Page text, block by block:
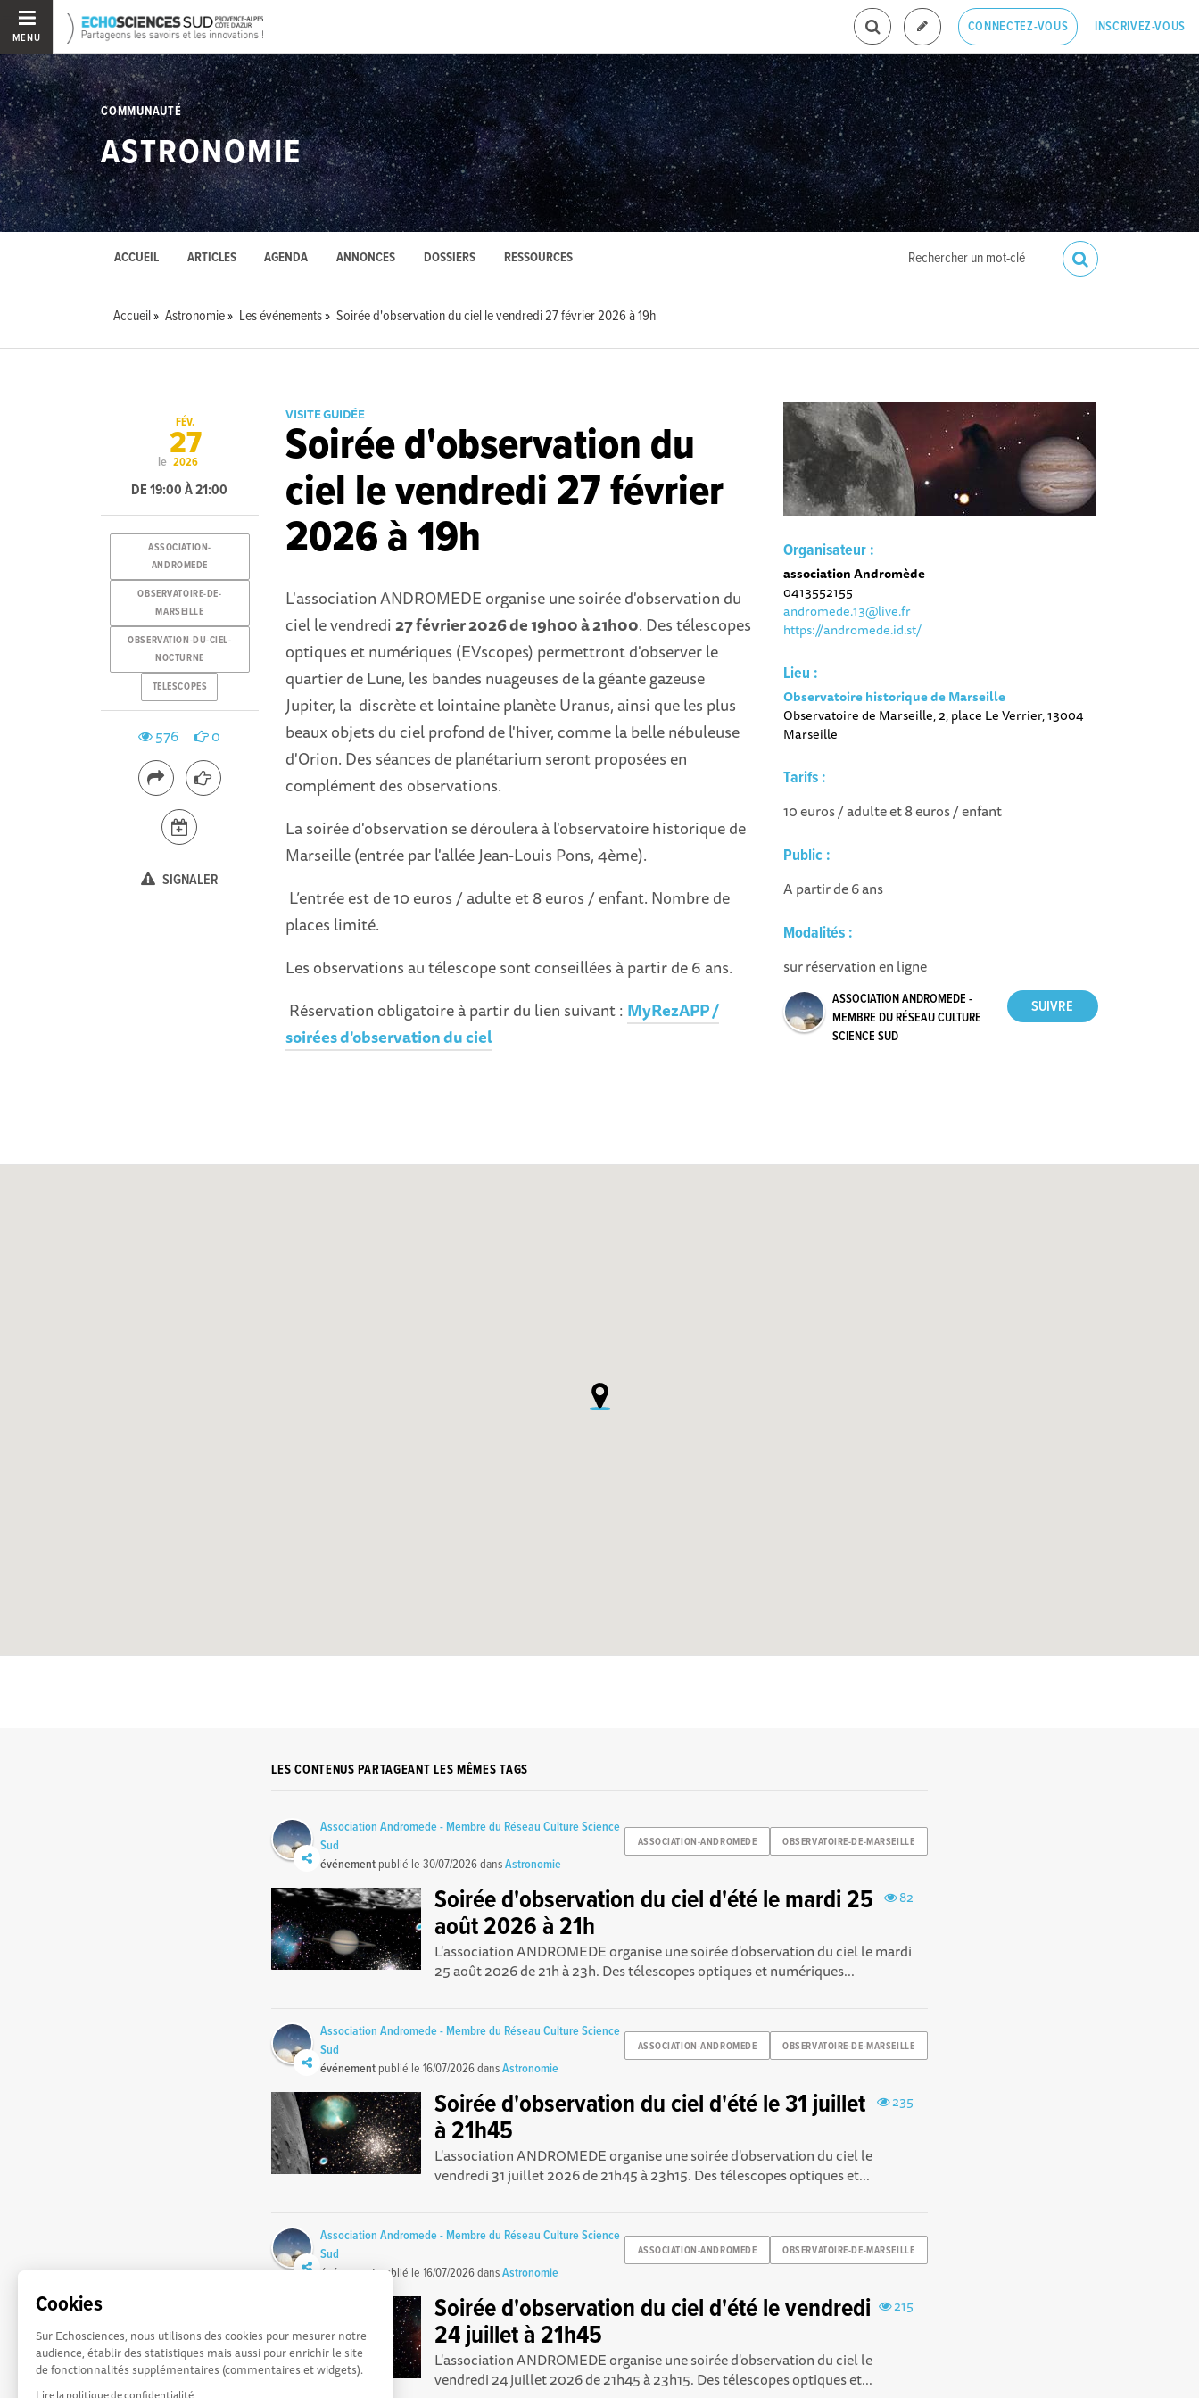
Cookies
Sur Echosciences, nous utilisons des cookies pour mesurer notre
audience, établir des statistiques mais aussi pour enrichir le site
de fonctionnalités supplémentaires (commentaires et widgets).
MENU
CONNECTEZ-VOUS INSCRIVEZ-VOUS
COMMUNAUTÉ
ASTRONOMIE
ACCUEIL ARTICLES AGENDA ANNONCES DOSSIERS RESSOURCES
Accueil Astronomie Les événements Soirée d'observation du ciel le vendredi 27 février 2026 à 19h
VISITE GUIDÉE
Soirée d'observation du
ciel le vendredi 27 février
2026 à 19h
L'association ANDROMEDE organise une soirée d'observation du
ciel le vendredi27 février 2026 de 19h00 à 21h00. Des télescopes
optiques et numériques (EVscopes) permettront d'observer le
quartier de Lune, les bandes nuageuses de la géante gazeuse
Jupiter, la discrète et lointaine planète Uranus, ainsi que les plus
beaux objets du ciel profond de l'hiver, comme la belle nébuleuse
d'Orion. Des séances de planétarium seront proposées en
complément des observations.
La soirée d'observation se déroulera à l'observatoire historique de
Marseille (entrée par l'allée Jean-Louis Pons, 4ème).
L’entrée est de 10 euros / adulte et 8 euros / enfant. Nombre de
places limité.
Les observations au télescope sont conseillées à partir de 6 ans.
Réservation obligatoire à partir du lien suivant : MyRezAPP /
soirées d'observation du ciel
Organisateur :
association Andromède
0413552155
andromede.13@live.fr
https://andromede.id.st/
Lieu :
Observatoire historique de Marseille
Observatoire de Marseille, 2, place Le Verrier, 13004
Marseille
Tarifs :
10 euros / adulte et 8 euros / enfant
Public :
A partir de 6 ans
Modalités :
sur réservation en ligne
ASSOCIATION ANDROMEDE -
MEMBRE DU RÉSEAU CULTURE
SCIENCE SUD
le
FÉV.
27
2026
DE 19:00 À 21:00
ASSOCIATION-
ANDROMEDE
OBSERVATOIRE-DE-
MARSEILLE
OBSERVATION-DU-CIEL-
NOCTURNE
TELESCOPES
576 0
SIGNALER
LES CONTENUS PARTAGEANT LES MÊMES TAGS
ASSOCIATION-ANDROMEDE OBSERVATOIRE-DE-MARSEILLE
Association Andromede - Membre du Réseau Culture Science
Sud
événement publié le30/07/2026dansAstronomie
82
Soirée d'observation du ciel d'été le mardi 25
août 2026 à 21h
L'association ANDROMEDE organise une soirée d'observation du ciel le mardi
25 août 2026 de 21h à 23h. Des télescopes optiques et numériques...
ASSOCIATION-ANDROMEDE OBSERVATOIRE-DE-MARSEILLE
Association Andromede - Membre du Réseau Culture Science
Sud
événement publié le16/07/2026dansAstronomie
235
Soirée d'observation du ciel d'été le 31 juillet
à 21h45
L'association ANDROMEDE organise une soirée d'observation du ciel le
vendredi 31 juillet 2026 de 21h45 à 23h15. Des télescopes optiques et...
ASSOCIATION-ANDROMEDE OBSERVATOIRE-DE-MARSEILLE
Association Andromede - Membre du Réseau Culture Science
Sud
événement publié le16/07/2026dansAstronomie
215
Soirée d'observation du ciel d'été le vendredi
24 juillet à 21h45
L'association ANDROMEDE organise une soirée d'observation du ciel le
vendredi 24 juillet 2026 de 21h45 à 23h15. Des télescopes optiques et...